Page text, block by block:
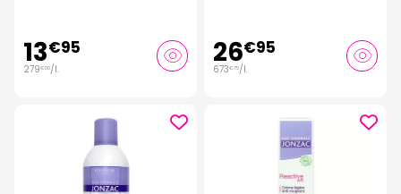
13€95
279€00/l. 26€95
673€75/l.